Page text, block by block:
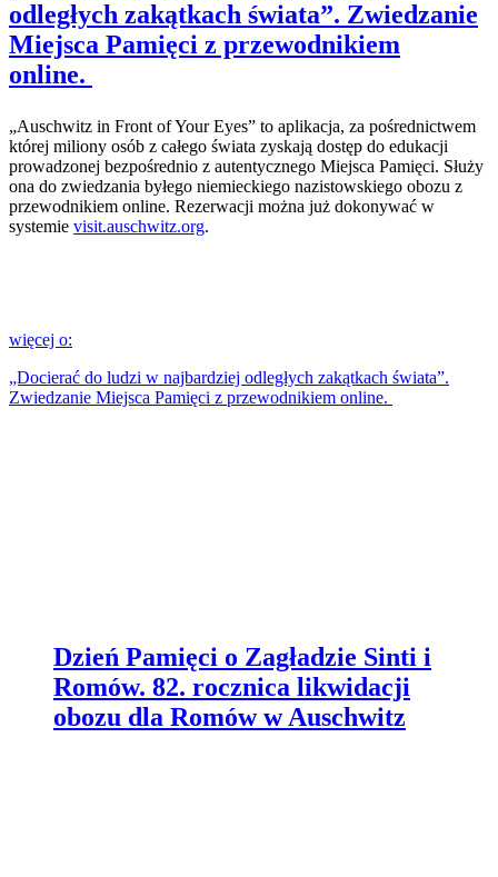
odległych zakątkach świata”. Zwiedzanie
Miejsca Pamięci z przewodnikiem
online.
„Auschwitz in Front of Your Eyes” to aplikacja, za pośrednictwem
której miliony osób z całego świata zyskają dostęp do edukacji
prowadzonej bezpośrednio z autentycznego Miejsca Pamięci. Służy
ona do zwiedzania byłego niemieckiego nazistowskiego obozu z
przewodnikiem online. Rezerwacji można już dokonywać w
systemie visit.auschwitz.org.
więcej o:
„Docierać do ludzi w najbardziej odległych zakątkach świata”.
Zwiedzanie Miejsca Pamięci z przewodnikiem online.
Dzień Pamięci o Zagładzie Sinti i
Romów. 82. rocznica likwidacji
obozu dla Romów w Auschwitz